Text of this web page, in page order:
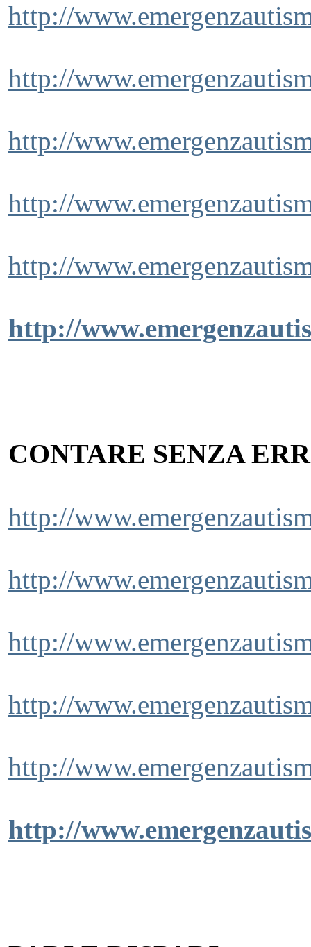
http://
http://
http://
http://
http://
http://
CONTARE SENZA
http://
http://
http://
http://
http://
http://